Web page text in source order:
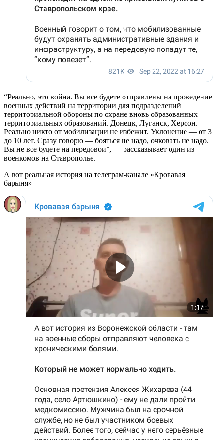
“Реально, это война. Вы все будете отправлены на проведение
военных действий на территории для подразделений
территориальной обороны по охране вновь образованных
территориальных образований. Донецк, Луганск, Херсон.
Реально никто от мобилизации не избежит. Уклонение — от 3
до 10 лет. Сразу говорю — бояться не надо, очковать не надо.
Вы не все будете на передовой”, — рассказывает один из
военкомов на Ставрополье.
А вот реальная история на телеграм-канале «Кровавая
барыня»